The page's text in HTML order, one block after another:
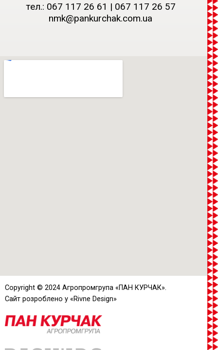
тел.: 067 117 26 61 | 067 117 26 57
nmk@pankurchak.com.ua
Copyright © 2024 Агропромгрупа «ПАН КУРЧАК».
Сайт розроблено у «Rivne Design»